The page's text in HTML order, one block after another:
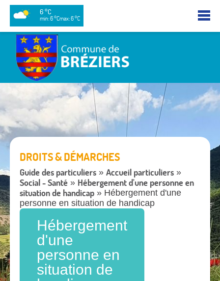
6 °C
min: 6 °Cmax: 6 °C
DROITS & DÉMARCHES
Guide des particuliers » Accueil particuliers »
Social - Santé » Hébergement d'une personne en
situation de handicap » Hébergement d'une
personne en situation de handicap
Hébergement
d'une
personne en
situation de